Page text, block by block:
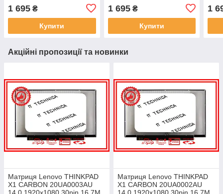
ноутбука
1 695 ₴
Купити
1 695₴
Купити
1
Акційні пропозиції та новинки
Матриця Lenovo THINKPAD
X1 CARBON 20UA0003AU
Матриця Lenovo THINKPAD
X1 CARBON 20UA0002AU